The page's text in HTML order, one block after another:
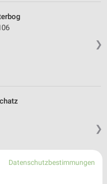
❯
❯
Datenschutzbestimmungen